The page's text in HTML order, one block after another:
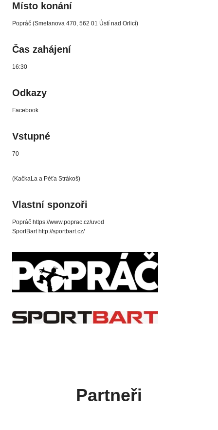
Místo konání
Popráč (Smetanova 470, 562 01 Ústí nad Orlicí)
Čas zahájení
16:30
Odkazy
Facebook
Vstupné
70
(KačkaLa a Péťa Strákoš)
Vlastní sponzoři
Popráč https://www.poprac.cz/uvod
SportBart http://sportbart.cz/
Partneři